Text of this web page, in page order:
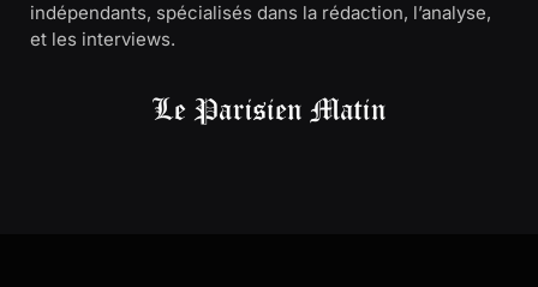
indépendants, spécialisés dans la rédaction, l’analyse,
et les interviews.